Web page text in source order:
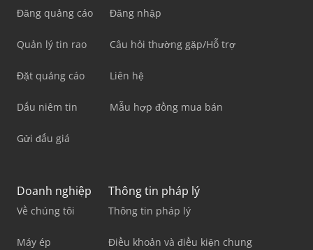
Đăng quảng cáo
Quản lý tin rao
Đặt quảng cáo
Dấu niêm tin
Gửi đấu giá
Đăng nhập
Câu hỏi thường gặp/Hỗ trợ
Liên hệ
Mẫu hợp đồng mua bán
Doanh nghiệp
Về chúng tôi
Máy ép
Thông tin pháp lý
Thông tin pháp lý
Điều khoản và điều kiện chung